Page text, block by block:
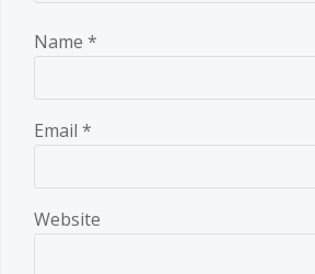
Name *
Email *
Website